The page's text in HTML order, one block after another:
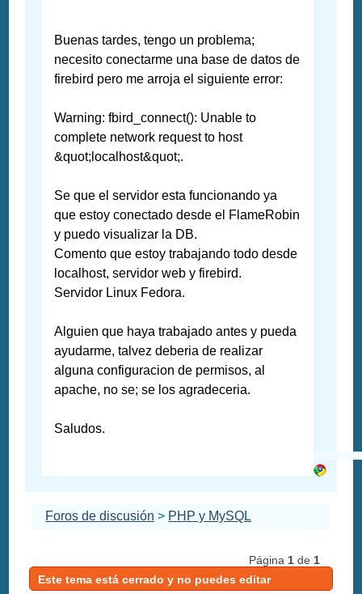
Buenas tardes, tengo un problema;
necesito conectarme una base de datos de
firebird pero me arroja el siguiente error:
Warning: fbird_connect(): Unable to
complete network request to host
&quot;localhost&quot;.
Se que el servidor esta funcionando ya
que estoy conectado desde el FlameRobin
y puedo visualizar la DB.
Comento que estoy trabajando todo desde
localhost, servidor web y firebird.
Servidor Linux Fedora.
Alguien que haya trabajado antes y pueda
ayudarme, talvez deberia de realizar
alguna configuracion de permisos, al
apache, no se; se los agradeceria.
Saludos.
Foros de discusión > PHP y MySQL
Página 1de 1
Este tema está cerrado y no puedes editar